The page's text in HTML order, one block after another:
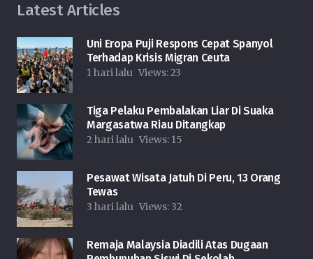
Latest Articles
Uni Eropa Puji Respons Cepat Spanyol
Terhadap Krisis Migran Ceuta
1 hari lalu Views:23
Tiga Pelaku Pembalakan Liar Di Suaka
Margasatwa Riau Ditangkap
2 hari lalu Views: 15
Pesawat Wisata Jatuh Di Peru, 13 Orang
Tewas
3 hari lalu Views: 32
Remaja Malaysia Diadili Atas Dugaan